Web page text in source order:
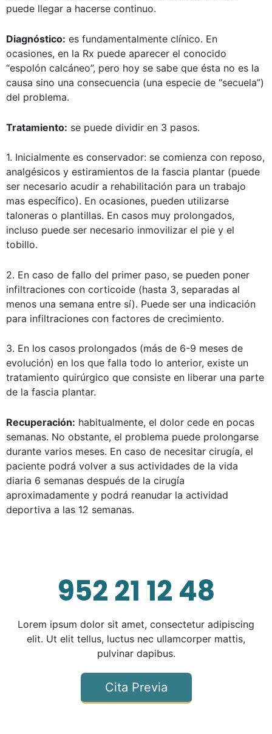
puede llegar a hacerse continuo.
Diagnóstico: es fundamentalmente clínico. En
ocasiones, en la Rx puede aparecer el conocido
“espolón calcáneo”, pero hoy se sabe que ésta no es la
causa sino una consecuencia (una especie de “secuela”)
del problema.
Tratamiento: se puede dividir en 3 pasos.
1. Inicialmente es conservador: se comienza con reposo,
analgésicos y estiramientos de la fascia plantar (puede
ser necesario acudir a rehabilitación para un trabajo
mas específico). En ocasiones, pueden utilizarse
taloneras o plantillas. En casos muy prolongados,
incluso puede ser necesario inmovilizar el pie y el
tobillo.
2. En caso de fallo del primer paso, se pueden poner
infiltraciones con corticoide (hasta 3, separadas al
menos una semana entre sí). Puede ser una indicación
para infiltraciones con factores de crecimiento.
3. En los casos prolongados (más de 6-9 meses de
evolución) en los que falla todo lo anterior, existe un
tratamiento quirúrgico que consiste en liberar una parte
de la fascia plantar.
Recuperación: habitualmente, el dolor cede en pocas
semanas. No obstante, el problema puede prolongarse
durante varios meses. En caso de necesitar cirugía, el
paciente podrá volver a sus actividades de la vida
diaria 6 semanas después de la cirugía
aproximadamente y podrá reanudar la actividad
deportiva a las 12 semanas.
952 21 12 48
Lorem ipsum dolor sit amet, consectetur adipiscing
elit. Ut elit tellus, luctus nec ullamcorper mattis,
pulvinar dapibus.
Cita Previa